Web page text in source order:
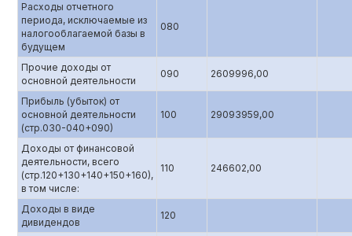
Расходы отчетного
периода, исключаемые из
налогооблагаемой базы в
будущем
080
Прочие доходы от
основной деятельности
090 2609996,00
Прибыль (убыток) от
основной деятельности
(стр.0З0-040+090)
100 29093959,00
Доходы от финансовой
деятельности, всего
(стр.120+130+140+150+160),
в том числе:
110 246602,00
Доходы в виде
дивидендов
120